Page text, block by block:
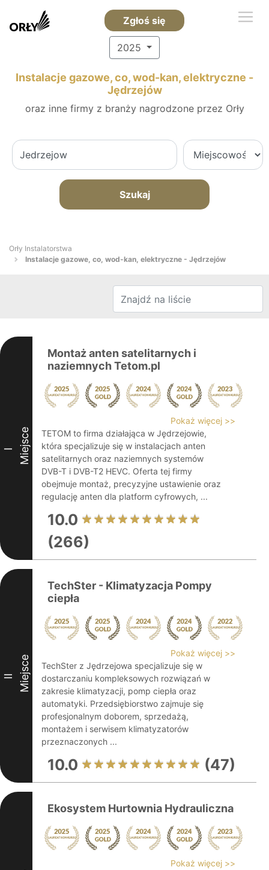
Zgłoś się
2025
Instalacje gazowe, co, wod-kan, elektryczne -
Jędrzejów
oraz inne firmy z branży nagrodzone przez Orły
Szukaj
Orły Instalatorstwa
Instalacje gazowe, co, wod-kan, elektryczne - Jędrzejów
I Miejsce
Montaż anten satelitarnych i
naziemnych Tetom.pl
Pokaż więcej >>
TETOM to firma działająca w Jędrzejowie,
która specjalizuje się w instalacjach anten
satelitarnych oraz naziemnych systemów
DVB-T i DVB-T2 HEVC. Oferta tej firmy
obejmuje montaż, precyzyjne ustawienie oraz
regulację anten dla platform cyfrowych, ...
10.0
(266)
II Miejsce
TechSter - Klimatyzacja Pompy
ciepła
Pokaż więcej >>
TechSter z Jędrzejowa specjalizuje się w
dostarczaniu kompleksowych rozwiązań w
zakresie klimatyzacji, pomp ciepła oraz
automatyki. Przedsiębiorstwo zajmuje się
profesjonalnym doborem, sprzedażą,
montażem i serwisem klimatyzatorów
przeznaczonych ...
10.0 (47)
Ekosystem Hurtownia Hydrauliczna
Pokaż więcej >>